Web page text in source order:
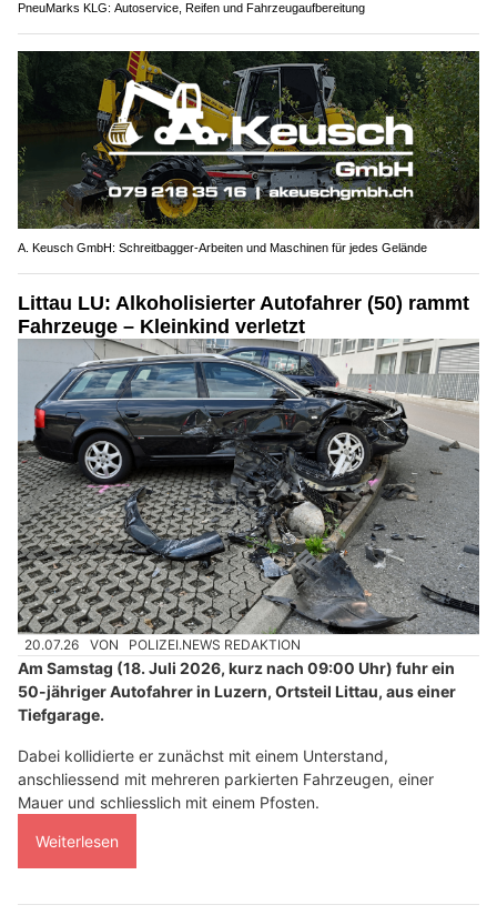
PneuMarks KLG: Autoservice, Reifen und Fahrzeugaufbereitung
A. Keusch GmbH: Schreitbagger-Arbeiten und Maschinen für jedes Gelände
Littau LU: Alkoholisierter Autofahrer (50) rammt
Fahrzeuge – Kleinkind verletzt
20.07.26 VON POLIZEI.NEWS REDAKTION
Am Samstag (18. Juli 2026, kurz nach 09:00 Uhr) fuhr ein
50-jähriger Autofahrer in Luzern, Ortsteil Littau, aus einer
Tiefgarage.
Dabei kollidierte er zunächst mit einem Unterstand,
anschliessend mit mehreren parkierten Fahrzeugen, einer
Mauer und schliesslich mit einem Pfosten.
Weiterlesen